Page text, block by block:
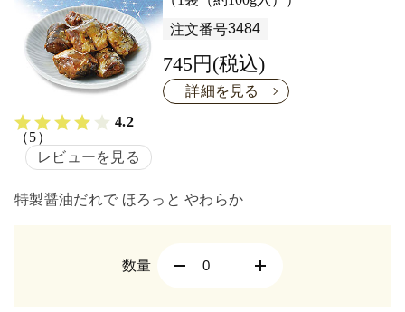
4.2
（5）
レビューを見る
注文番号3484
745円(税込)
詳細を見る
特製醤油だれで ほろっと やわらか
数量